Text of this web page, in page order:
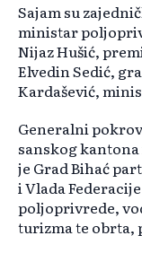
Sajam su
ministar
Nijaz Hušić,
Elvedin Sedić,
Kardašević,
Generalni
sanskog
je Grad Bihać
i Vlada
poljoprivrede,
turizma te obrta,